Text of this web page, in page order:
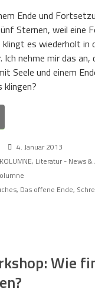
Ende und
Sternen, weil eine
es wiederholt in
Ich nehme mir das an,
Seele und einem
klingen?
4. Januar 2013
, Literatur - News &
, Das offene Ende,
Wie